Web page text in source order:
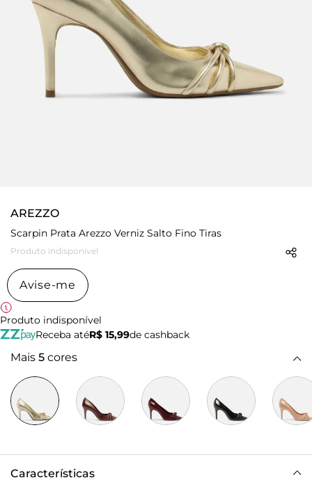
AREZZO
Scarpin Prata Arezzo Verniz Salto Fino Tiras
Produto indisponível
Avise-me
Produto indisponível
Receba atéR$ 15,99de cashback
Mais 5 cores
Características